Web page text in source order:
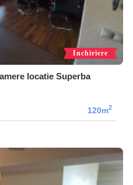
Inchiriere
locatie Superba
120m2